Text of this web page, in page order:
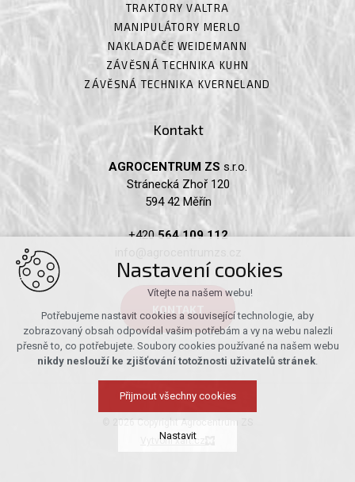
TRAKTORY VALTRA
MANIPULÁTORY MERLO
NAKLADAČE WEIDEMANN
ZÁVĚSNÁ TECHNIKA KUHN
ZÁVĚSNÁ TECHNIKA KVERNELAND
Kontakt
AGROCENTRUM ZS s.r.o.
Stránecká Zhoř 120
594 42 Měřín
+420564 109 112
KONTAKT
© 2026 Copyright Agrocentrum ZS
Vytvořil xart.cz
Nastavení cookies
Vítejte na našem webu!
Potřebujeme nastavit cookies a související technologie, aby
zobrazovaný obsah odpovídal vašim potřebám a vy na webu nalezli
přesně to, co potřebujete. Soubory cookies používané na našem webu
nikdy neslouží ke zjišťování totožnosti uživatelů stránek.
Přijmout všechny cookies
Nastavit